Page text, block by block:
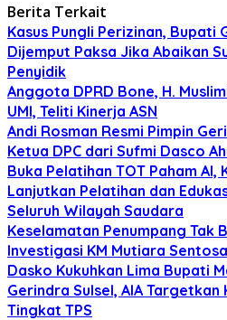
Berita Terkait
Kasus Pungli Perizinan, Bupati
Dijemput Paksa Jika Abaikan
Penyidik
Anggota DPRD Bone, H.
UMI, Teliti Kinerja ASN
Andi Rosman Resmi Pimpin
Ketua DPC dari Sufmi Dasco
Buka Pelatihan TOT Paham AI,
Lanjutkan Pelatihan dan
Seluruh Wilayah Saudara
Keselamatan Penumpang Tak
Investigasi KM Mutiara
Dasko Kukuhkan Lima Bupati
Gerindra Sulsel, AIA
Tingkat TPS